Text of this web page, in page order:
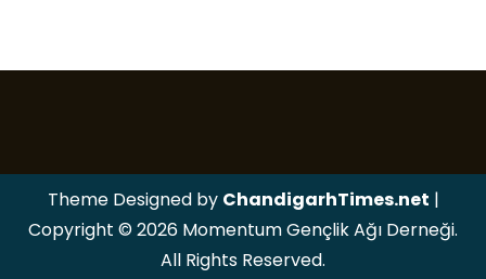
Theme Designed by ChandigarhTimes.net |
Copyright © 2026 Momentum Gençlik Ağı Derneği.
All Rights Reserved.